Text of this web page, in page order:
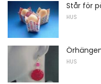
Står för
HUS
HUS